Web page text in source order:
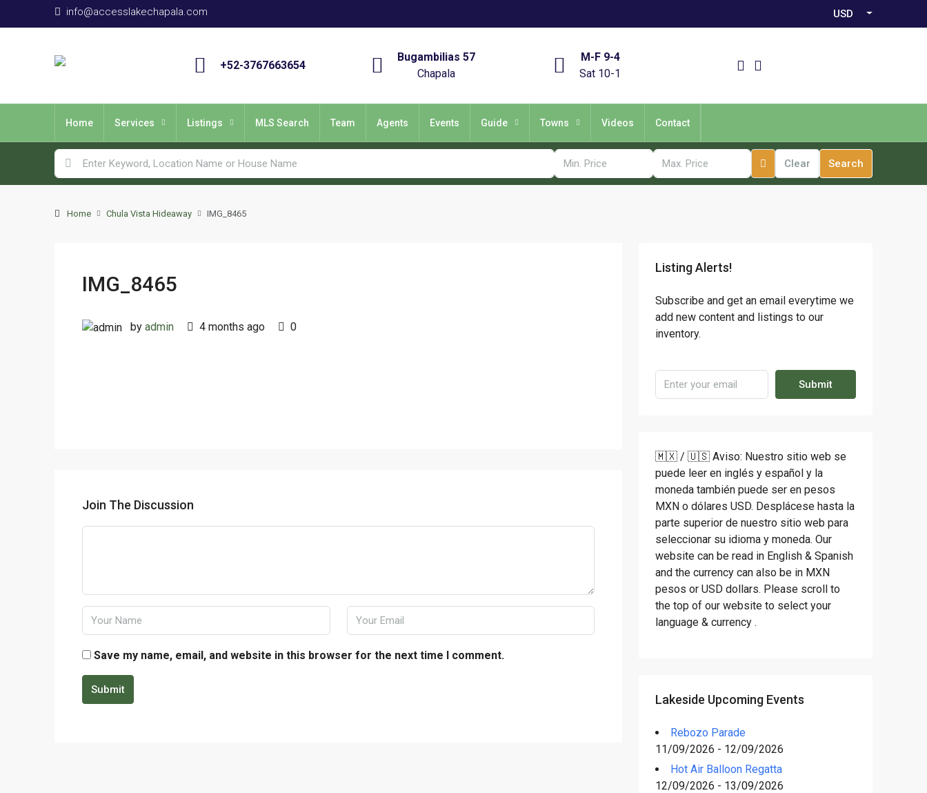
info@accesslakechapala.com USD
+52-3767663654
Bugambilias 57
Chapala
M-F 9-4
Sat 10-1
Home Services Listings MLS Search Team Agents Events Guide Towns Videos Contact
Clear Search
Home Chula Vista Hideaway IMG_8465
IMG_8465
by admin 4 months ago 0
Join The Discussion
Save my name, email, and website in this browser for the next time I comment.
Submit
Listing Alerts!
Subscribe and get an email everytime we
add new content and listings to our
inventory.
Submit
🇲🇽 / 🇺🇸 Aviso: Nuestro sitio web se
puede leer en inglés y español y la
moneda también puede ser en pesos
MXN o dólares USD. Desplácese hasta la
parte superior de nuestro sitio web para
seleccionar su idioma y moneda. Our
website can be read in English & Spanish
and the currency can also be in MXN
pesos or USD dollars. Please scroll to
the top of our website to select your
language & currency .
Lakeside Upcoming Events
Rebozo Parade
11/09/2026 - 12/09/2026
Hot Air Balloon Regatta
12/09/2026 - 13/09/2026